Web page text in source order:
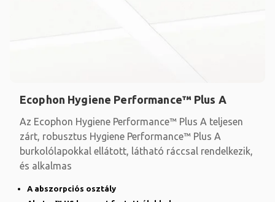
Ecophon Hygiene Performance™ Plus A
Az Ecophon Hygiene Performance™ Plus A teljesen
zárt, robusztus Hygiene Performance™ Plus A
burkolólapokkal ellátott, látható ráccsal rendelkezik,
és alkalmas
A abszorpciós osztály